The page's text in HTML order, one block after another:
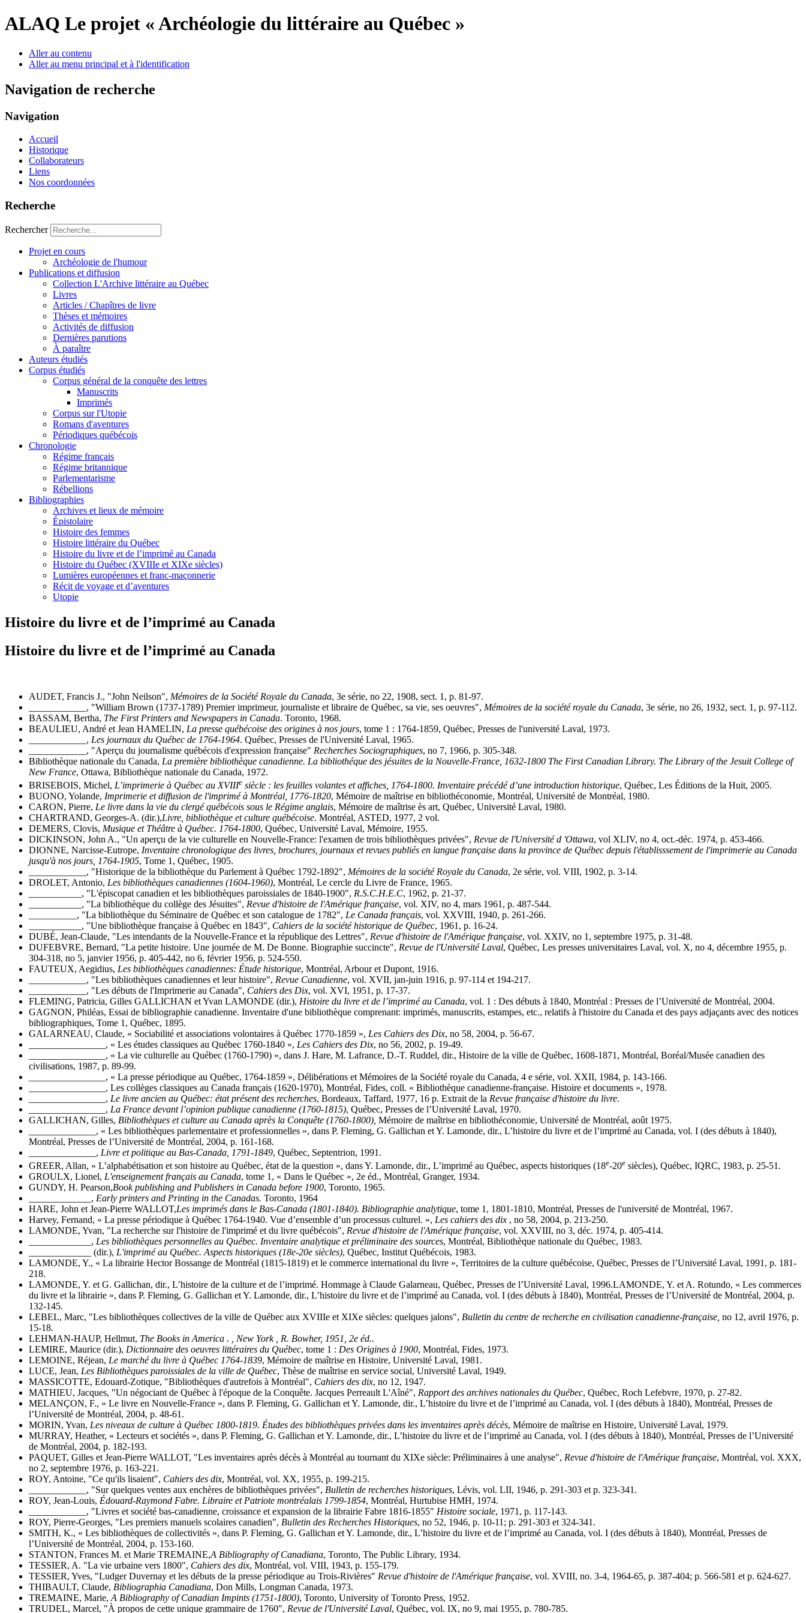
ALAQ Le projet « Archéologie du littéraire au Québec »
Aller au contenu
Aller au menu principal et à l'identification
Navigation de recherche
Navigation
Accueil
Historique
Collaborateurs
Liens
Nos coordonnées
Recherche
Rechercher
Projet en cours
Archéologie de l'humour
Publications et diffusion
Collection L'Archive littéraire au Québec
Livres
Articles / Chapîtres de livre
Thèses et mémoires
Activités de diffusion
Dernières parutions
À paraître
Auteurs étudiés
Corpus étudiés
Corpus général de la conquête des lettres
Manuscrits
Imprimés
Corpus sur l'Utopie
Romans d'aventures
Périodiques québécois
Chronologie
Régime français
Régime britannique
Parlementarisme
Rébellions
Bibliographies
Archives et lieux de mémoire
Épistolaire
Histoire des femmes
Histoire littéraire du Québec
Histoire du livre et de l’imprimé au Canada
Histoire du Québec (XVIIIe et XIXe siècles)
Lumières européennes et franc-maçonnerie
Récit de voyage et d’aventures
Utopie
Histoire du livre et de l’imprimé au Canada
Histoire du livre et de l’imprimé au Canada
AUDET, Francis J., "John Neilson", Mémoires de la Société Royale du Canada, 3e série, no 22, 1908, sect. 1, p. 81-97.
____________, "William Brown (1737-1789) Premier imprimeur, journaliste et libraire de Québec, sa vie, ses oeuvres", Mémoires de la société royale du Canada, 3e série, no 26, 1932, sect. 1, p. 97-112.
BASSAM, Bertha, The First Printers and Newspapers in Canada. Toronto, 1968.
BEAULIEU, André et Jean HAMELIN, La presse québécoise des origines à nos jours, tome 1 : 1764-1859, Québec, Presses de l'université Laval, 1973.
____________, Les journaux du Québec de 1764-1964. Québec, Presses de l'Université Laval, 1965.
____________, "Aperçu du journalisme québécois d'expression française" Recherches Sociographiques, no 7, 1966, p. 305-348.
Bibliothèque nationale du Canada, La première bibliothèque canadienne. La bibliothéque des jésuites de la Nouvelle-France, 1632-1800 The First Canadian Library. The Library of the Jesuit College of
New France, Ottawa, Bibliothèque nationale du Canada, 1972.
BRISEBOIS, Michel, L’imprimerie à Québec au XVIIIe siècle : les feuilles volantes et affiches, 1764-1800. Inventaire précédé d’une introduction historique, Québec, Les Éditions de la Huit, 2005.
BUONO, Yolande, Imprimerie et diffusion de l'imprimé à Montréal, 1776-1820, Mémoire de maîtrise en bibliothéconomie, Montréal, Université de Montréal, 1980.
CARON, Pierre, Le livre dans la vie du clergé québécois sous le Régime anglais, Mémoire de maîtrise ès art, Québec, Université Laval, 1980.
CHARTRAND, Georges-A. (dir.),Livre, bibliothèque et culture québécoise. Montréal, ASTED, 1977, 2 vol.
DEMERS, Clovis, Musique et Théâtre à Québec. 1764-1800, Québec, Université Laval, Mémoire, 1955.
DICKINSON, John A., "Un aperçu de la vie culturelle en Nouvelle-France: l'examen de trois bibliothèques privées", Revue de l'Université d 'Ottawa, vol XLIV, no 4, oct.-déc. 1974, p. 453-466.
DIONNE, Narcisse-Eutrope, Inventaire chronologique des livres, brochures, journaux et revues publiés en langue française dans la province de Québec depuis l'établisssement de l'imprimerie au Canada
jusqu'à nos jours, 1764-1905, Tome 1, Québec, 1905.
____________, "Historique de la bibliothèque du Parlement à Québec 1792-1892", Mémoires de la société Royale du Canada, 2e série, vol. VIII, 1902, p. 3-14.
DROLET, Antonio, Les bibliothèques canadiennes (1604-1960), Montréal, Le cercle du Livre de France, 1965.
___________, "L'épiscopat canadien et les bibliothèques paroissiales de 1840-1900", R.S.C.H.E.C, 1962, p. 21-37.
___________, "La bibliothèque du collège des Jésuites", Revue d'histoire de l'Amérique française, vol. XIV, no 4, mars 1961, p. 487-544.
__________, "La bibliothèque du Séminaire de Québec et son catalogue de 1782", Le Canada français, vol. XXVIII, 1940, p. 261-266.
___________, "Une bibliothèque française à Québec en 1843", Cahiers de la société historique de Québec, 1961, p. 16-24.
DUBÉ, Jean-Claude, "Les intendants de la Nouvelle-France et la république des Lettres", Revue d'histoire de l'Amérique française, vol. XXIV, no 1, septembre 1975, p. 31-48.
DUFEBVRE, Bernard, "La petite histoire. Une journée de M. De Bonne. Biographie succincte", Revue de l'Université Laval, Québec, Les presses universitaires Laval, vol. X, no 4, décembre 1955, p.
304-318, no 5, janvier 1956, p. 405-442, no 6, février 1956, p. 524-550.
FAUTEUX, Aegidius, Les bibliothèques canadiennes: Étude historique, Montréal, Arbour et Dupont, 1916.
____________, "Les bibliothèques canadiennes et leur histoire", Revue Canadienne, vol. XVII, jan-juin 1916, p. 97-114 et 194-217.
____________, "Les débuts de l'Imprimerie au Canada", Cahiers des Dix, vol. XVI, 1951, p. 17-37.
FLEMING, Patricia, Gilles GALLICHAN et Yvan LAMONDE (dir.), Histoire du livre et de l’imprimé au Canada, vol. 1 : Des débuts à 1840, Montréal : Presses de l’Université de Montréal, 2004.
GAGNON, Philéas, Essai de bibliographie canadienne. Inventaire d'une bibliothèque comprenant: imprimés, manuscrits, estampes, etc., relatifs à l'histoire du Canada et des pays adjaçants avec des notices
bibliographiques, Tome 1, Québec, 1895.
GALARNEAU, Claude, « Sociabilité et associations volontaires à Québec 1770-1859 », Les Cahiers des Dix, no 58, 2004, p. 56-67.
________________, « Les études classiques au Québec 1760-1840 », Les Cahiers des Dix, no 56, 2002, p. 19-49.
________________, « La vie culturelle au Québec (1760-1790) », dans J. Hare, M. Lafrance, D.-T. Ruddel, dir., Histoire de la ville de Québec, 1608-1871, Montréal, Boréal/Musée canadien des
civilisations, 1987, p. 89-99.
________________, « La presse périodique au Québec, 1764-1859 », Délibérations et Mémoires de la Société royale du Canada, 4 e série, vol. XXII, 1984, p. 143-166.
________________, Les collèges classiques au Canada français (1620-1970), Montréal, Fides, coll. « Bibliothèque canadienne-française. Histoire et documents », 1978.
________________, Le livre ancien au Québec: état présent des recherches, Bordeaux, Taffard, 1977, 16 p. Extrait de la Revue française d'histoire du livre.
________________, La France devant l’opinion publique canadienne (1760-1815), Québec, Presses de l’Université Laval, 1970.
GALLICHAN, Gilles, Bibliothèques et culture au Canada après la Conquête (1760-1800), Mémoire de maîtrise en bibliothéconomie, Université de Montréal, août 1975.
______________, « Les bibliothèques parlementaire et professionnelles », dans P. Fleming, G. Gallichan et Y. Lamonde, dir., L’histoire du livre et de l’imprimé au Canada, vol. I (des débuts à 1840),
Montréal, Presses de l’Université de Montréal, 2004, p. 161-168.
______________, Livre et politique au Bas-Canada, 1791-1849, Québec, Septentrion, 1991.
GREER, Allan, « L’alphabétisation et son histoire au Québec, état de la question », dans Y. Lamonde, dir., L’imprimé au Québec, aspects historiques (18e-20e siècles), Québec, IQRC, 1983, p. 25-51.
GROULX, Lionel, L'enseignement français au Canada, tome 1, « Dans le Québec », 2e éd., Montréal, Granger, 1934.
GUNDY, H. Pearson,Book publishing and Publishers in Canada before 1900, Toronto, 1965.
_____________, Early printers and Printing in the Canadas. Toronto, 1964
HARE, John et Jean-Pierre WALLOT,Les imprimés dans le Bas-Canada (1801-1840). Bibliographie analytique, tome 1, 1801-1810, Montréal, Presses de l'université de Montréal, 1967.
Harvey, Fernand, « La presse périodique à Québec 1764-1940. Vue d’ensemble d’un processus culturel. », Les cahiers des dix , no 58, 2004, p. 213-250.
LAMONDE, Yvan, "La recherche sur l'histoire de l'imprimé et du livre québécois", Revue d'histoire de l'Amérique française, vol. XXVIII, no 3, déc. 1974, p. 405-414.
_____________, Les bibliothèques personnelles au Québec. Inventaire analytique et préliminaire des sources, Montréal, Bibliothèque nationale du Québec, 1983.
_____________ (dir.), L'imprimé au Québec. Aspects historiques (18e-20e siècles), Québec, Institut Québécois, 1983.
LAMONDE, Y., « La librairie Hector Bossange de Montréal (1815-1819) et le commerce international du livre », Territoires de la culture québécoise, Québec, Presses de l’Université Laval, 1991, p. 181-
218.
LAMONDE, Y. et G. Gallichan, dir., L’histoire de la culture et de l’imprimé. Hommage à Claude Galarneau, Québec, Presses de l’Université Laval, 1996.LAMONDE, Y. et A. Rotundo, « Les commerces
du livre et la librairie », dans P. Fleming, G. Gallichan et Y. Lamonde, dir., L’histoire du livre et de l’imprimé au Canada, vol. I (des débuts à 1840), Montréal, Presses de l’Université de Montréal, 2004, p.
132-145.
LEBEL, Marc, "Les bibliothèques collectives de la ville de Québec aux XVIIIe et XIXe siècles: quelques jalons", Bulletin du centre de recherche en civilisation canadienne-française, no 12, avril 1976, p.
15-18.
LEHMAN-HAUP, Hellmut, The Books in America . , New York , R. Bowher, 1951, 2e éd..
LEMIRE, Maurice (dir.), Dictionnaire des oeuvres littéraires du Québec, tome 1 : Des Origines à 1900, Montréal, Fides, 1973.
LEMOINE, Réjean, Le marché du livre à Québec 1764-1839, Mémoire de maîtrise en Histoire, Université Laval, 1981.
LUCE, Jean, Les Bibliothèques paroissiales de la ville de Québec, Thèse de maîtrise en service social, Université Laval, 1949.
MASSICOTTE, Edouard-Zotique, "Bibliothèques d'autrefois à Montréal", Cahiers des dix, no 12, 1947.
MATHIEU, Jacques, "Un négociant de Québec à l'époque de la Conquête. Jacques Perreault L'Aîné", Rapport des archives nationales du Québec, Québec, Roch Lefebvre, 1970, p. 27-82.
MELANÇON, F., « Le livre en Nouvelle-France », dans P. Fleming, G. Gallichan et Y. Lamonde, dir., L’histoire du livre et de l’imprimé au Canada, vol. I (des débuts à 1840), Montréal, Presses de
l’Université de Montréal, 2004, p. 48-61.
MORIN, Yvan, Les niveaux de culture à Québec 1800-1819. Études des bibliothèques privées dans les inventaires après décès, Mémoire de maîtrise en Histoire, Université Laval, 1979.
MURRAY, Heather, « Lecteurs et sociétés », dans P. Fleming, G. Gallichan et Y. Lamonde, dir., L’histoire du livre et de l’imprimé au Canada, vol. I (des débuts à 1840), Montréal, Presses de l’Université
de Montréal, 2004, p. 182-193.
PAQUET, Gilles et Jean-Pierre WALLOT, "Les inventaires après décès à Montréal au tournant du XIXe siècle: Préliminaires à une analyse", Revue d'histoire de l'Amérique française, Montréal, vol. XXX,
no 2, septembre 1976, p. 163-221.
ROY, Antoine, "Ce qu'ils lisaient", Cahiers des dix, Montréal, vol. XX, 1955, p. 199-215.
____________, "Sur quelques ventes aux enchères de bibliothèques privées", Bulletin de recherches historiques, Lévis, vol. LII, 1946, p. 291-303 et p. 323-341.
ROY, Jean-Louis, Édouard-Raymond Fabre. Libraire et Patriote montréalais 1799-1854, Montréal, Hurtubise HMH, 1974.
____________, "Livres et société bas-canadienne, croissance et expansion de la librairie Fabre 1816-1855" Histoire sociale, 1971, p. 117-143.
ROY, Pierre-Georges, "Les premiers manuels scolaires canadien", Bulletin des Recherches Historiques, no 52, 1946, p. 10-11; p. 291-303 et 324-341.
SMITH, K., « Les bibliothèques de collectivités », dans P. Fleming, G. Gallichan et Y. Lamonde, dir., L’histoire du livre et de l’imprimé au Canada, vol. I (des débuts à 1840), Montréal, Presses de
l’Université de Montréal, 2004, p. 153-160.
STANTON, Frances M. et Marie TREMAINE,A Bibliography of Canadiana, Toronto, The Public Library, 1934.
TESSIER, A. "La vie urbaine vers 1800", Cahiers des dix, Montréal, vol. VIII, 1943, p. 155-179.
TESSIER, Yves, "Ludger Duvernay et les débuts de la presse périodique au Trois-Rivières" Revue d'histoire de l'Amérique française, vol. XVIII, no. 3-4, 1964-65, p. 387-404; p. 566-581 et p. 624-627.
THIBAULT, Claude, Bibliographia Canadiana, Don Mills, Longman Canada, 1973.
TREMAINE, Marie, A Bibliography of Canadian Impints (1751-1800), Toronto, University of Toronto Press, 1952.
TRUDEL, Marcel, "À propos de cette unique grammaire de 1760", Revue de l'Université Laval, Québec, vol. IX, no 9, mai 1955, p. 780-785.